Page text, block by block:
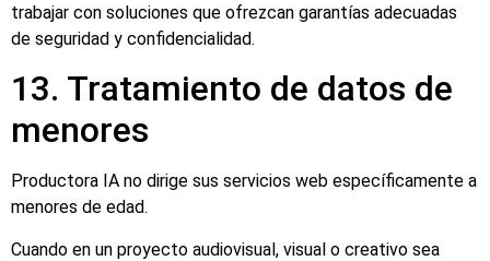
trabajar con soluciones que ofrezcan garantías adecuadas
de seguridad y confidencialidad.
13. Tratamiento de datos de
menores
Productora IA no dirige sus servicios web específicamente a
menores de edad.
Cuando en un proyecto audiovisual, visual o creativo sea